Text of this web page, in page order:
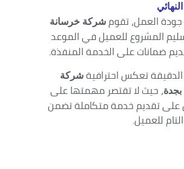
جودة العمل، تقوم شركة خرسانة
المشروع للعميل في الموعد
ضمانات على الخدمة المنفذة.
تعكس احترافية شركة
، حيث لا تقتصر مهمتها على
على تقديم خدمة متكاملة تضمن
للعميل.